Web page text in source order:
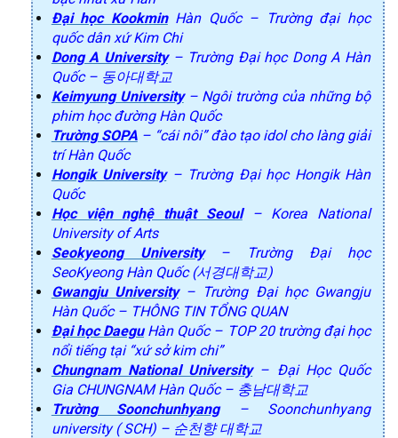
Đại học KookminHàn Quốc – Trường đại học
quốc dân xứ Kim Chi
Dong A University– Trường Đại học Dong A Hàn
Quốc – 동아대학교
Keimyung University– Ngôi trường của những bộ
phim học đường Hàn Quốc
Trường SOPA– “cái nôi” đào tạo idol cho làng giải
trí Hàn Quốc
Hongik University– Trường Đại học Hongik Hàn
Quốc
Học viện nghệ thuật Seoul– Korea National
University of Arts
Seokyeong University– Trường Đại học
SeoKyeong Hàn Quốc (서경대학교)
Gwangju University– Trường Đại học Gwangju
Hàn Quốc – THÔNG TIN TỔNG QUAN
Đại học DaeguHàn Quốc – TOP 20 trường đại học
nổi tiếng tại “xứ sở kim chi”
Chungnam National University– Đại Học Quốc
Gia CHUNGNAM Hàn Quốc – 충남대학교
Trường Soonchunhyang– Soonchunhyang
university ( SCH) – 순천향 대학교